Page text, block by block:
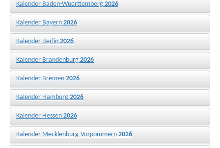
Kalender Baden-Wuerttemberg 2026
Kalender Bayern 2026
Kalender Berlin 2026
Kalender Brandenburg 2026
Kalender Bremen 2026
Kalender Hamburg 2026
Kalender Hessen 2026
Kalender Mecklenburg-Vorpommern 2026